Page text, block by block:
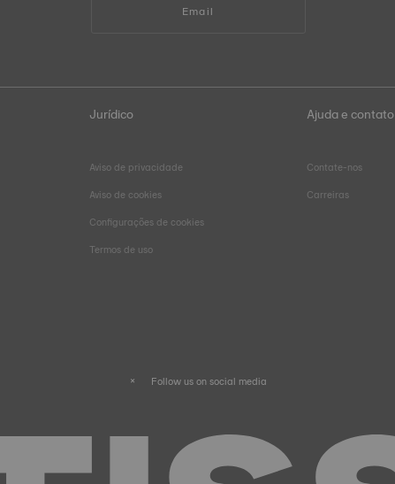
Email
Jurídico
Aviso de privacidade
Aviso de cookies
Configurações de cookies
Termos de uso
Ajuda e contato
Contate-nos
Carreiras
Follow us on social media